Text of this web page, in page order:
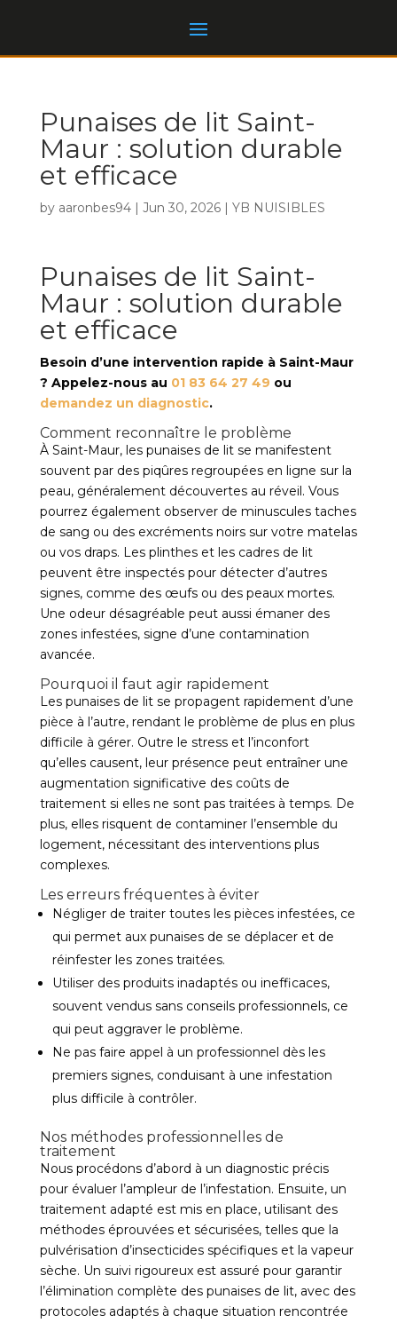
Punaises de lit Saint-
Maur : solution durable
et efficace
by aaronbes94| Jun 30, 2026| YB NUISIBLES
Punaises de lit Saint-
Maur : solution durable
et efficace
Besoin d’une intervention rapide à Saint-Maur
? Appelez-nous au 01 83 64 27 49 ou
demandez un diagnostic.
Comment reconnaître le problème
À Saint-Maur, les punaises de lit se manifestent
souvent par des piqûres regroupées en ligne sur la
peau, généralement découvertes au réveil. Vous
pourrez également observer de minuscules taches
de sang ou des excréments noirs sur votre matelas
ou vos draps. Les plinthes et les cadres de lit
peuvent être inspectés pour détecter d’autres
signes, comme des œufs ou des peaux mortes.
Une odeur désagréable peut aussi émaner des
zones infestées, signe d’une contamination
avancée.
Pourquoi il faut agir rapidement
Les punaises de lit se propagent rapidement d’une
pièce à l’autre, rendant le problème de plus en plus
difficile à gérer. Outre le stress et l’inconfort
qu’elles causent, leur présence peut entraîner une
augmentation significative des coûts de
traitement si elles ne sont pas traitées à temps. De
plus, elles risquent de contaminer l’ensemble du
logement, nécessitant des interventions plus
complexes.
Les erreurs fréquentes à éviter
Négliger de traiter toutes les pièces infestées, ce
qui permet aux punaises de se déplacer et de
réinfester les zones traitées.
Utiliser des produits inadaptés ou inefficaces,
souvent vendus sans conseils professionnels, ce
qui peut aggraver le problème.
Ne pas faire appel à un professionnel dès les
premiers signes, conduisant à une infestation
plus difficile à contrôler.
Nos méthodes professionnelles de
traitement
Nous procédons d’abord à un diagnostic précis
pour évaluer l’ampleur de l’infestation. Ensuite, un
traitement adapté est mis en place, utilisant des
méthodes éprouvées et sécurisées, telles que la
pulvérisation d’insecticides spécifiques et la vapeur
sèche. Un suivi rigoureux est assuré pour garantir
l’élimination complète des punaises de lit, avec des
protocoles adaptés à chaque situation rencontrée